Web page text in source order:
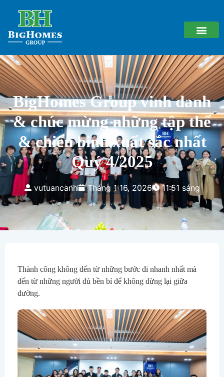
BigHomes Group vinh danh
& chúc mừng những tập thể
& chiến binh xuất sắc nhất
Quý 4/2025
vutuancanh Tháng 1 16, 2026 11:51 sáng
Thành công không đến từ những bước đi nhanh nhất mà
đến từ những người đủ bền bỉ để không dừng lại giữa
đường.